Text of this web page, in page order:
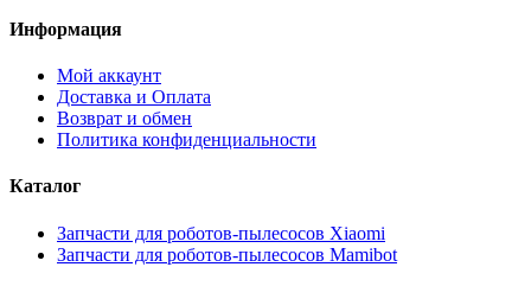
Информация
Мой аккаунт
Доставка и Оплата
Возврат и обмен
Политика конфиденциальности
Каталог
Запчасти для роботов-пылесосов Xiaomi
Запчасти для роботов-пылесосов Mamibot